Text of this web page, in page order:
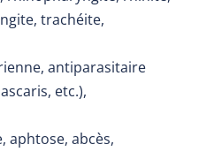
trachéite,
antiparasitaire
etc.),
aphtose, abcès,